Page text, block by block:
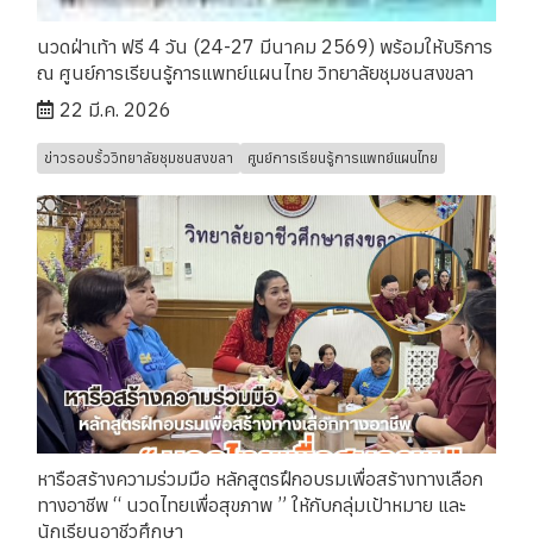
นวดฝ่าเท้า ฟรี 4 วัน (24-27 มีนาคม 2569) พร้อมให้บริการ
ณ ศูนย์การเรียนรู้การแพทย์แผนไทย วิทยาลัยชุมชนสงขลา
22 มี.ค. 2026
ข่าวรอบรั้ววิทยาลัยชุมชนสงขลา ศูนย์การเรียนรู้การแพทย์แผนไทย
หารือสร้างความร่วมมือ หลักสูตรฝึกอบรมเพื่อสร้างทางเลือก
ทางอาชีพ “ นวดไทยเพื่อสุขภาพ ” ให้กับกลุ่มเป้าหมาย และ
นักเรียนอาชีวศึกษา